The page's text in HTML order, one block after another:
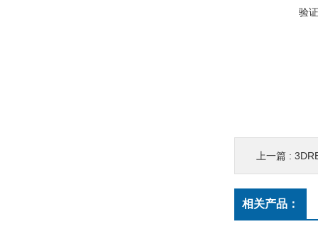
验
上一篇 :
相关产品：